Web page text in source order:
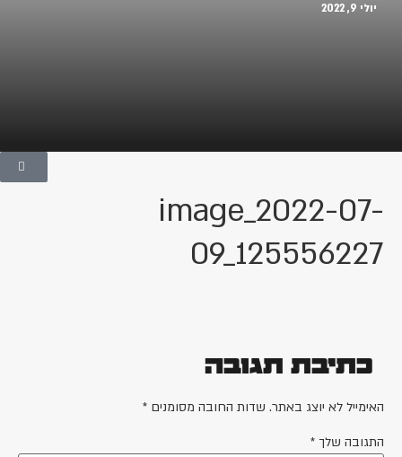
יולי 9, 2022
image_2022-07-
09_125556227
כתיבת תגובה
האימייל לא יוצג באתר. שדות החובה מסומנים *
התגובה שלך *